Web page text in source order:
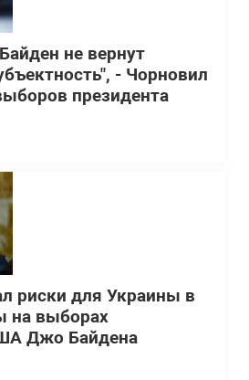
не вернут
- Чорновил
президента
риски для Украины в
на выборах
Джо Байдена